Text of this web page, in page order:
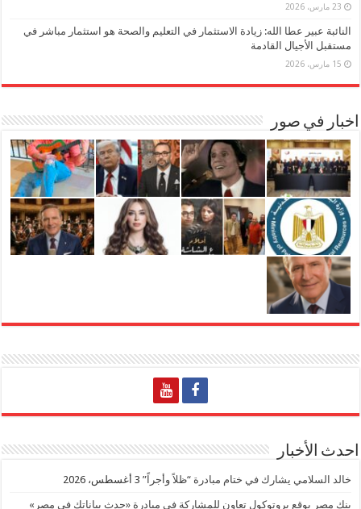
23 مارس، 2026
النائبة عبير عطا الله: زيادة الاستثمار في التعليم والصحة هو استثمار مباشر في
مستقبل الأجيال القادمة
15 مارس، 2026
اخبار في صور
احدث الأخبار
خالد السلامي يشارك في ختام مبادرة “ظلاً وأجراً” 3 أغسطس، 2026
بنك مصر يوقع بروتوكول تعاون للمشاركة في مبادرة «حدث بياناتك في مصر»